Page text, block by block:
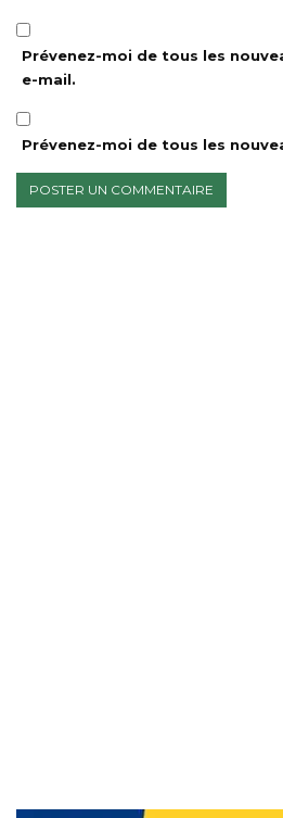
Prévenez-moi de tous les
e-mail.
Prévenez-moi de tous les